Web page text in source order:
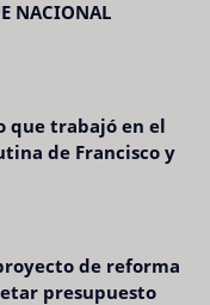
NACIONAL
que trabajó en el
de Francisco y
de reforma
presupuesto